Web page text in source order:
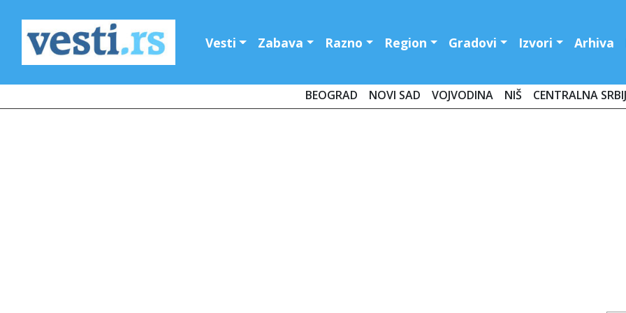
Vesti Zabava Razno Region Gradovi Izvori Arhiva
BEOGRAD NOVI SAD VOJVODINA NIŠ CENTRALNA